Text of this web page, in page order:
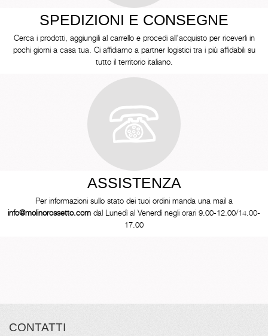
SPEDIZIONI E CONSEGNE
Cerca i prodotti, aggiungili al carrello e procedi all’acquisto per riceverli in
pochi giorni a casa tua. Ci affidiamo a partner logistici tra i più affidabili su
tutto il territorio italiano.
ASSISTENZA
Per informazioni sullo stato dei tuoi ordini manda una mail a
info@molinorossetto.com dal Lunedì al Venerdì negli orari 9.00-12.00/14.00-
17.00
CONTATTI